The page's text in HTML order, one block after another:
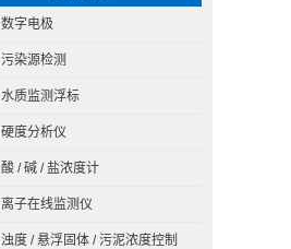
数字电极
污染源检测
水质监测浮标
硬度分析仪
酸 / 碱 / 盐浓度计
离子在线监测仪
浊度 / 悬浮固体 / 污泥浓度控制